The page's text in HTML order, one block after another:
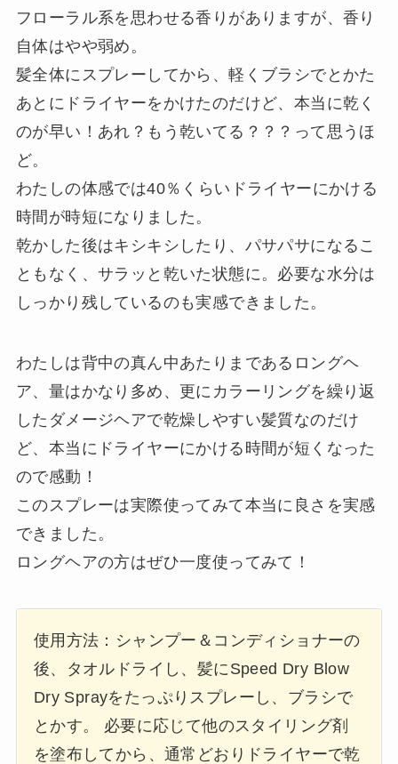
フローラル系を思わせる香りがありますが、香り
自体はやや弱め。
髪全体にスプレーしてから、軽くブラシでとかた
あとにドライヤーをかけたのだけど、本当に乾く
のが早い！あれ？もう乾いてる？？？って思うほ
ど。
わたしの体感では40％くらいドライヤーにかける
時間が時短になりました。
乾かした後はキシキシしたり、パサパサになるこ
ともなく、サラッと乾いた状態に。必要な水分は
しっかり残しているのも実感できました。
わたしは背中の真ん中あたりまであるロングヘ
ア、量はかなり多め、更にカラーリングを繰り返
したダメージヘアで乾燥しやすい髪質なのだけ
ど、本当にドライヤーにかける時間が短くなった
ので感動！
このスプレーは実際使ってみて本当に良さを実感
できました。
ロングヘアの方はぜひ一度使ってみて！
使用方法：シャンプー＆コンディショナーの
後、タオルドライし、髪にSpeed Dry Blow
Dry Sprayをたっぷりスプレーし、ブラシで
とかす。 必要に応じて他のスタイリング剤
を塗布してから、通常どおりドライヤーで乾